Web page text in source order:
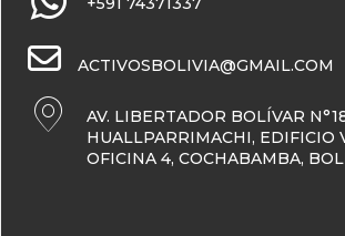
ACTIVOSBOLIVIA@GMAIL.COM
AV. LIBERTADOR BOLÍVAR
HUALLPARRIMACHI, EDIFICIO
OFICINA 4, COCHABAMBA,